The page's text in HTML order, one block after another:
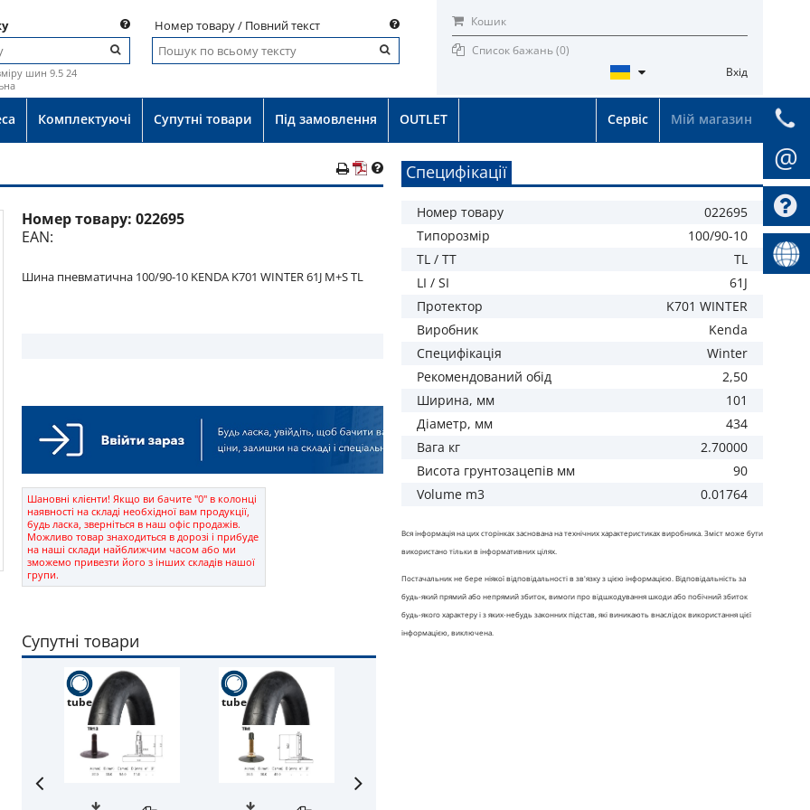
Номер товару / Повний текст
шин 9.5 24
Кошик
Список бажань (0)
Вхід
Комплектуючі Супутні товари Під замовлення OUTLET Мій магазин
Сервіс
Номер товару: 022695
EAN:
Шина пневматична 100/90-10 KENDA K701 WINTER 61J M+S TL
Шановні клієнти! Якщо ви бачите "0" в колонці
наявності на складі необхідної вам продукції,
будь ласка, зверніться в наш офіс продажів.
Можливо товар знаходиться в дорозі і прибуде
на наші склади найближчим часом або ми
зможемо привезти його з інших складів нашої
групи.
Супутні товари
tube tube
Специфікації
Номер товару
022695
Типорозмір
100/90-10
TL / TT
TL
LI / SI
61J
Протектор
K701 WINTER
Виробник
Kenda
Специфiкацiя
Winter
Рекомендований обід
2,50
Ширина, мм
101
Діаметр, мм
434
Вага кг
2.70000
Висота грунтозацепів мм
90
Volume m3
0.01764
Вся інформація на цих сторінках заснована на технічних характеристиках виробника. Зміст може бути
використано тільки в інформативних цілях.
Постачальник не бере ніякої відповідальності в зв'язку з цією інформацією. Відповідальність за
будь-який прямий або непрямий збиток, вимоги про відшкодування шкоди або побічний збиток
будь-якого характеру і з яких-небудь законних підстав, які виникають внаслідок використання цієї
інформацією, виключена.
@